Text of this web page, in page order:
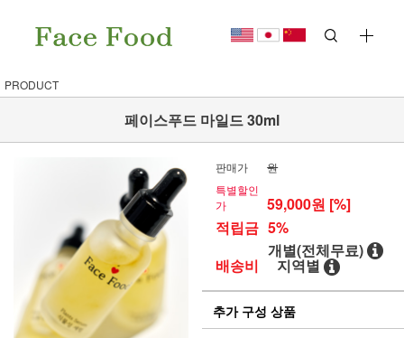
PRODUCT
페이스푸드 마일드 30ml
판매가
원
특별할인
가
59,000원 [%]
적립금 5%
배송비
개별(전체무료)
지역별
추가 구성 상품